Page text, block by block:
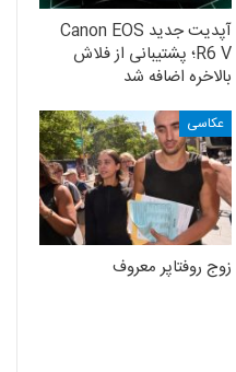
آپدیت جدید Canon EOS
R6 V؛ پشتیبانی از فلاش
بالاخره اضافه شد
عکاسی
زوج روفتاپر معروف